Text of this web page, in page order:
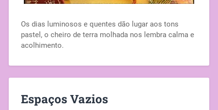
Os dias luminosos e quentes dão lugar aos tons
pastel, o cheiro de terra molhada nos lembra calma e
acolhimento.
Espaços Vazios